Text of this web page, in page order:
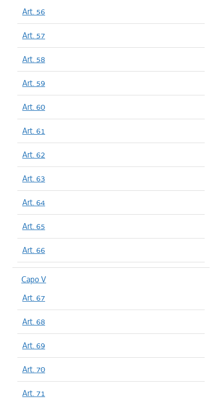
Art. 56
Art. 57
Art. 58
Art. 59
Art. 60
Art. 61
Art. 62
Art. 63
Art. 64
Art. 65
Art. 66
Capo V
Art. 67
Art. 68
Art. 69
Art. 70
Art. 71